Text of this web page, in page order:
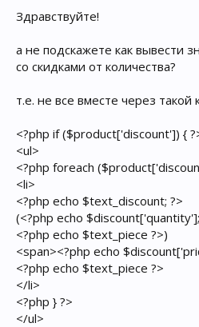
Здравствуйте!
а не подскажете как вывести
со скидками от количества?
т.е. не все вместе через такой
<?php if ($product['discount']) {
<ul>
<?php foreach
<li>
<?php echo $text_discount; ?>
(<?php echo
<?php echo $text_piece ?>)
<span><?php echo
<?php echo $text_piece ?>
</li>
<?php } ?>
</ul>